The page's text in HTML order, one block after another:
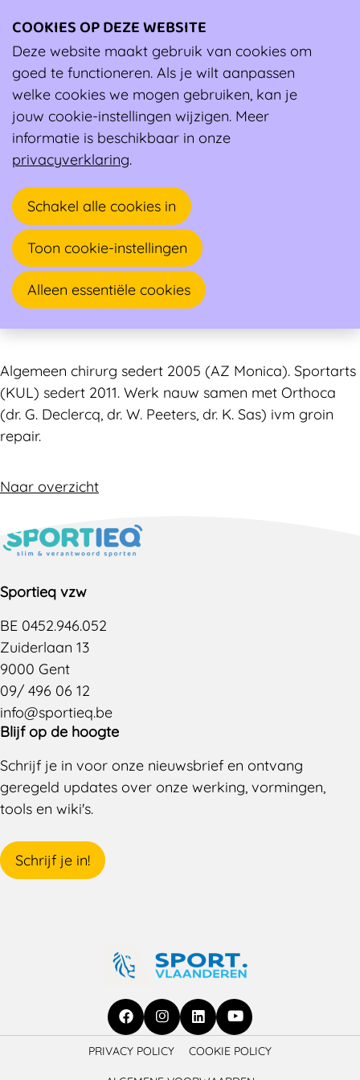
Ambassadeur
Steven Pauli
Sportarts, Andere arts-specialist
Galeistraat 10
2580 PUTTE
Sportkeuring. Pubalgie (osteiïtis pubis, sportman's
Algemeen chirurg sedert 2005 (AZ Monica). Sportarts
(KUL) sedert 2011. Werk nauw samen met Orthoca
(dr. G. Declercq, dr. W. Peeters, dr. K. Sas) ivm groin
repair.
Naar overzicht
Sportieq vzw
BE 0452.946.052
Zuiderlaan 13
9000 Gent
09/ 496 06 12
info@sportieq.be
Blijf op de hoogte
Schrijf je in voor onze nieuwsbrief en ontvang
geregeld updates over onze werking, vormingen,
tools en wiki's.
Schrijf je in!
Ga
Ga
Ga
Ga
PRIVACY POLICY COOKIE POLICY
COOKIES OP DEZE WEBSITE
Deze website maakt gebruik van cookies om
goed te functioneren. Als je wilt aanpassen
welke cookies we mogen gebruiken, kan je
jouw cookie-instellingen wijzigen. Meer
informatie is beschikbaar in onze
privacyverklaring.
Schakel alle cookies in
Toon cookie-instellingen
Alleen essentiële cookies